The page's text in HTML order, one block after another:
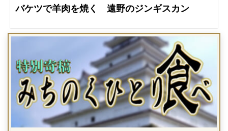
バケツで羊肉を焼く 遠野のジンギスカン